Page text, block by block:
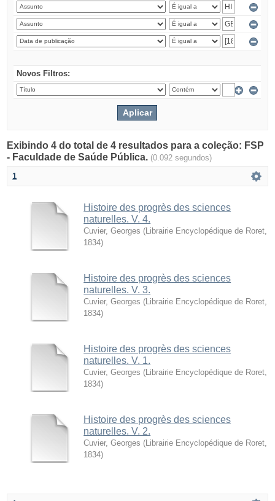
Novos Filtros:
Exibindo 4 do total de 4 resultados para a coleção: FSP
- Faculdade de Saúde Pública. (0.092 segundos)
1
Histoire des progrès des sciences
naturelles. V. 4.
Cuvier, Georges ( Librairie Encyclopédique de Roret
1834)
Histoire des progrès des sciences
naturelles. V. 3.
Cuvier, Georges ( Librairie Encyclopédique de Roret
1834)
Histoire des progrès des sciences
naturelles. V. 1.
Cuvier, Georges ( Librairie Encyclopédique de Roret
1834)
Histoire des progrès des sciences
naturelles. V. 2.
Cuvier, Georges ( Librairie Encyclopédique de Roret
1834)